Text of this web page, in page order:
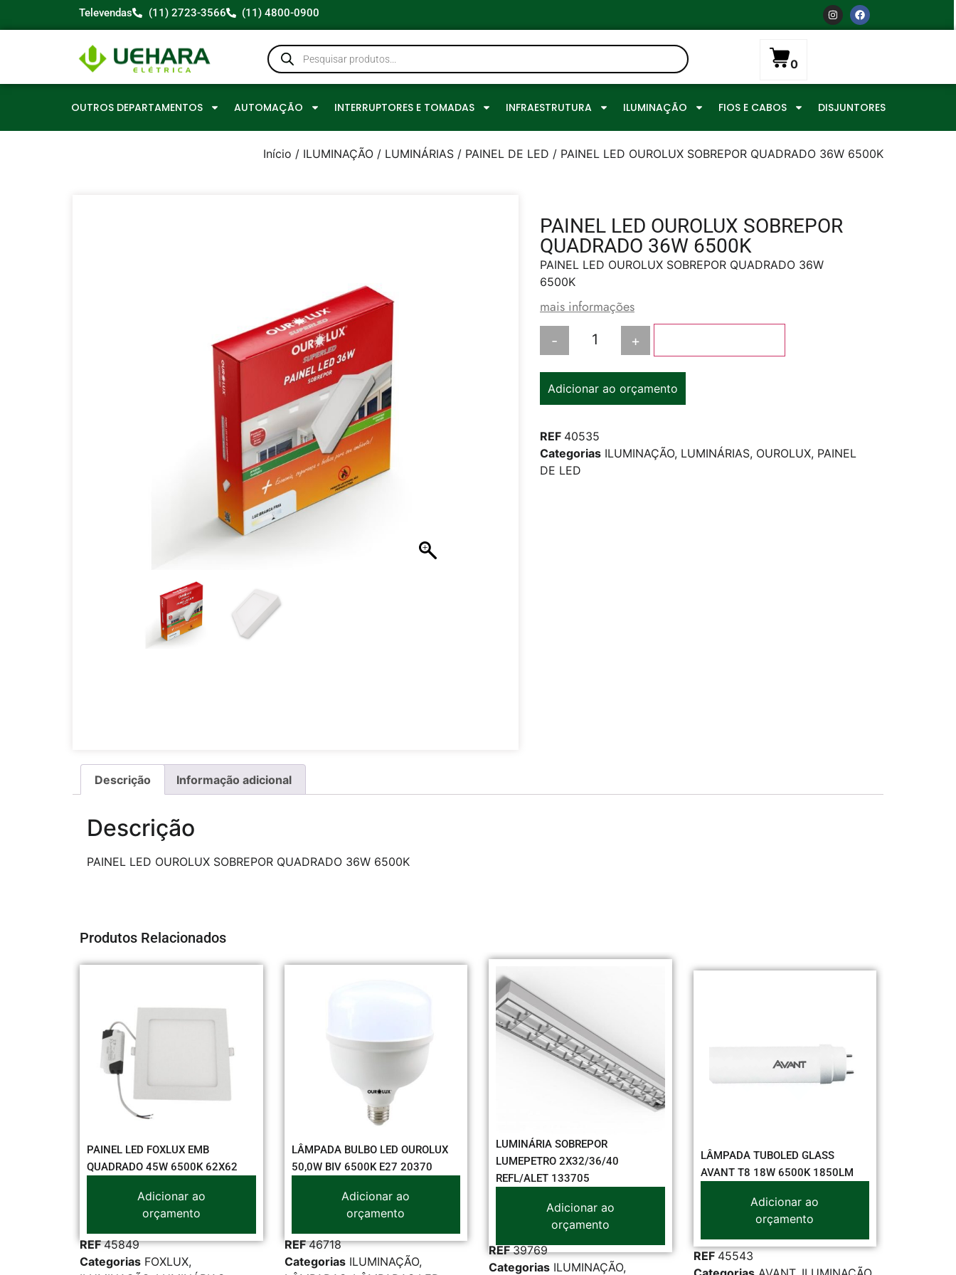
Televendas (11) 2723-3566 (11) 4800-0900
0
OUTROS DEPARTAMENTOS AUTOMAÇÃO INTERRUPTORES E TOMADAS INFRAESTRUTURA ILUMINAÇÃO FIOS E CABOS DISJUNTORES
Início / ILUMINAÇÃO / LUMINÁRIAS / PAINEL DE LED / PAINEL LED OUROLUX SOBREPOR QUADRADO 36W 6500K
PAINEL LED OUROLUX SOBREPOR
QUADRADO 36W 6500K
PAINEL LED OUROLUX SOBREPOR QUADRADO 36W
6500K
mais informações
- +
Adicionar ao orçamento
REF 40535
Categorias ILUMINAÇÃO, LUMINÁRIAS, OUROLUX, PAINEL
DE LED
Descrição Informação adicional
Descrição
PAINEL LED OUROLUX SOBREPOR QUADRADO 36W 6500K
Produtos Relacionados
LÂMPADA BULBO LED OUROLUX
50,0W BIV 6500K E27 20370
Adicionar ao
orçamento
REF46718
Categorias ILUMINAÇÃO
LUMINÁRIA SOBREPOR
LUMEPETRO 2X32/36/40
REFL/ALET 133705
Adicionar ao
orçamento
REF39769
Categorias ILUMINAÇÃO
LÂMPADA TUBOLED GLASS
AVANT T8 18W 6500K 1850LM
Adicionar ao
orçamento
REF45543
LÂMPADA TUBOLED GLASS
OUROLUX HO 40W 6500K 1L
Adicionar ao
orçamento
REF40735
Categorias